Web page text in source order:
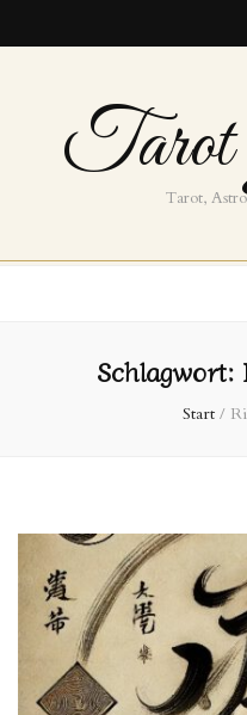
Tarot
Tarot,
Schlagwort:
Start /